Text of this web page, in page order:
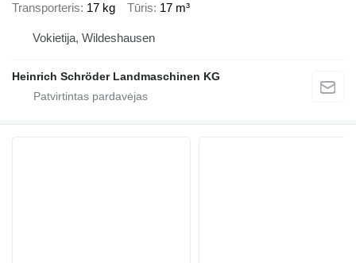
Transporteris 17 kg Tūris 17 m³
Vokietija, Wildeshausen
Heinrich Schröder Landmaschinen KG